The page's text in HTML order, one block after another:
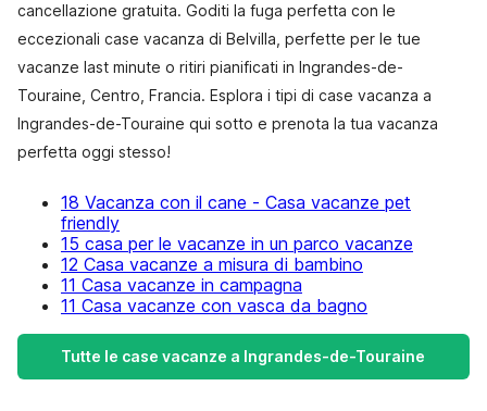
cancellazione gratuita. Goditi la fuga perfetta con le
eccezionali case vacanza di Belvilla, perfette per le tue
vacanze last minute o ritiri pianificati in Ingrandes-de-
Touraine, Centro, Francia. Esplora i tipi di case vacanza a
Ingrandes-de-Touraine qui sotto e prenota la tua vacanza
perfetta oggi stesso!
18 Vacanza con il cane - Casa vacanze pet
friendly
15 casa per le vacanze in un parco vacanze
12 Casa vacanze a misura di bambino
11 Casa vacanze in campagna
11 Casa vacanze con vasca da bagno
Tutte le case vacanze a Ingrandes-de-Touraine